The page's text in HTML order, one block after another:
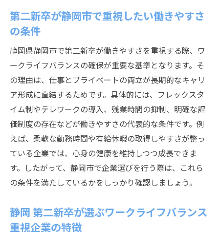
第二新卒が静岡市で重視したい働きやすさ
の条件
静岡県静岡市で第二新卒が働きやすさを重視する際、ワ
ークライフバランスの確保が重要な基準となります。そ
の理由は、仕事とプライベートの両立が長期的なキャリ
ア形成に直結するためです。具体的には、フレックスタ
イム制やテレワークの導入、残業時間の抑制、明確な評
価制度の存在などが働きやすさの代表的な条件です。例
えば、柔軟な勤務時間や有給休暇の取得しやすさが整っ
ている企業では、心身の健康を維持しつつ成長できま
す。したがって、静岡市で企業選びを行う際は、これら
の条件を満たしているかをしっかり確認しましょう。
静岡 第二新卒が選ぶワークライフバランス
重視企業の特徴